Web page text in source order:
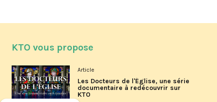
KTO vous propose
Article
Les Docteurs de l'Église, une série
documentaire à redécouvrir sur
KTO